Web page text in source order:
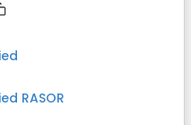
RASOR